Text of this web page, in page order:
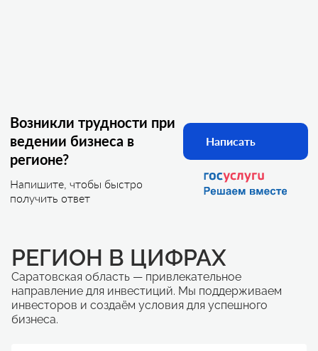
Возникли трудности при
ведении бизнеса в
регионе?
Напишите, чтобы быстро
получить ответ
Написать
РЕГИОН В ЦИФРАХ
Саратовская область — привлекательное
направление для инвестиций. Мы поддерживаем
инвесторов и создаём условия для успешного
бизнеса.